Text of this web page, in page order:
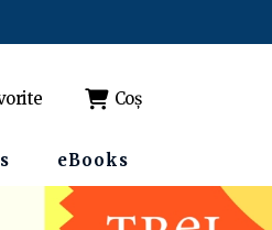
Coș
eBooks